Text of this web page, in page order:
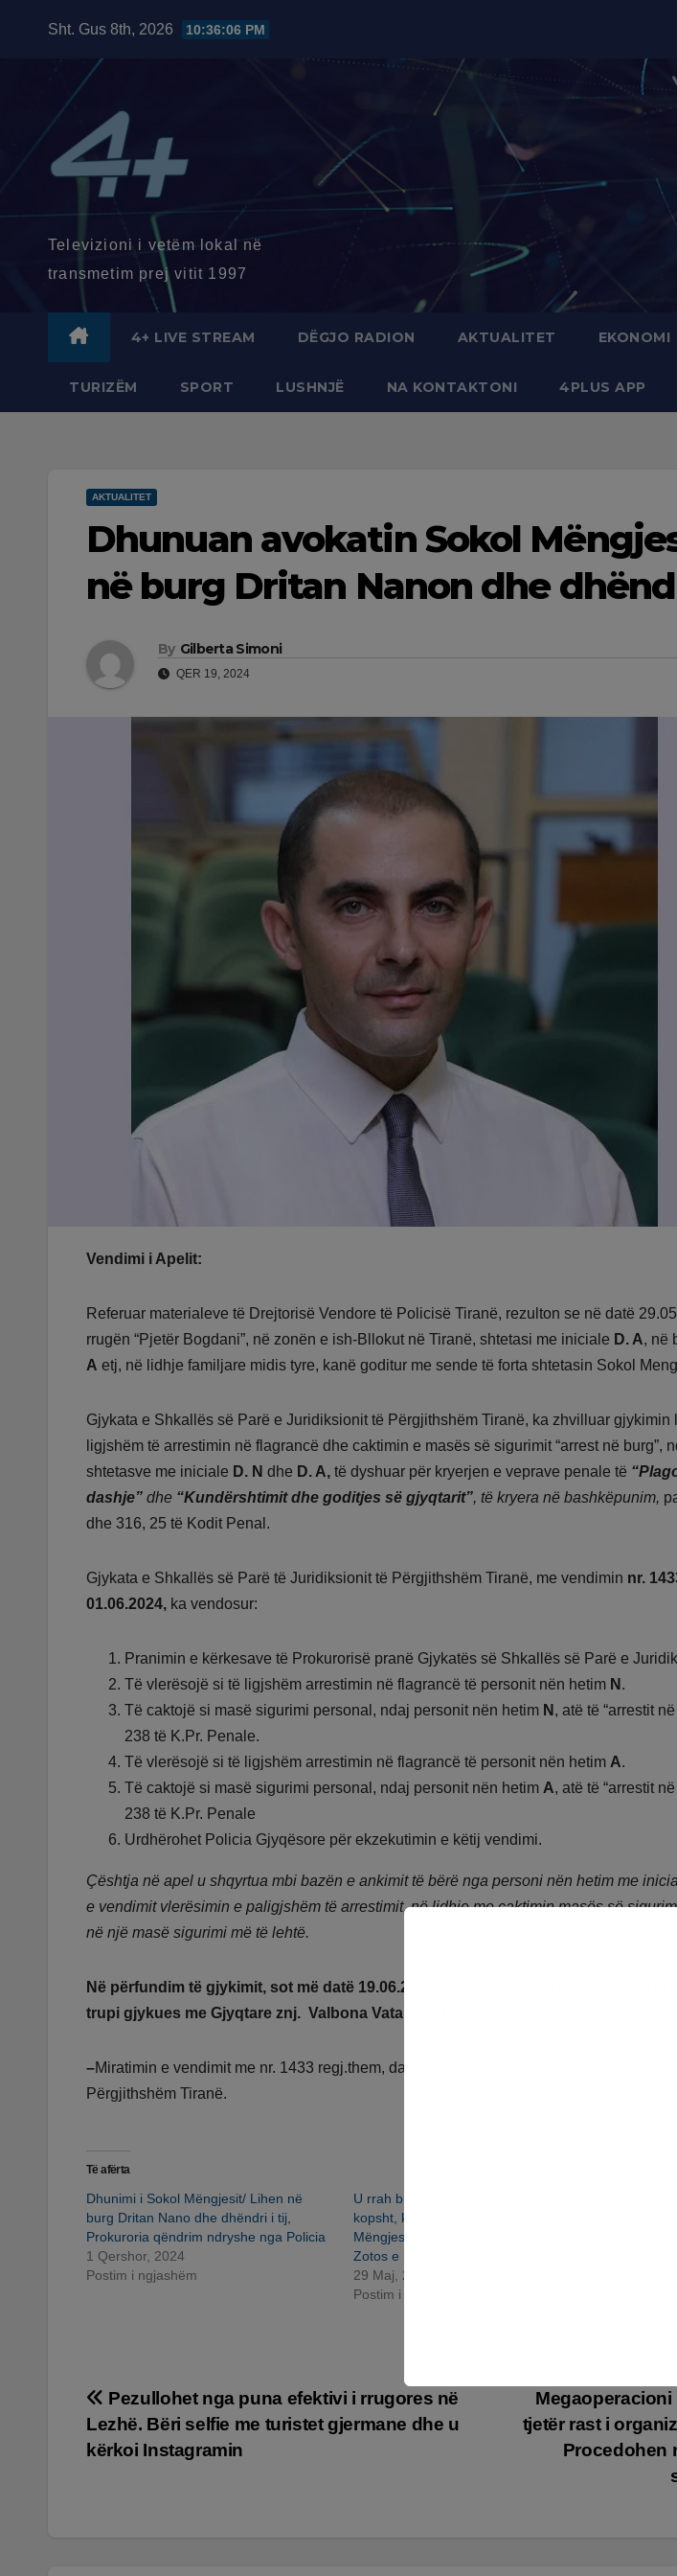
Sht. Gus 8th, 2026 10:36:07 PM
Televizioni i vetëm lokal në
transmetim prej vitit 1997
4+ LIVE STREAM DËGJO RADION AKTUALITET EKONOMI
TURIZËM SPORT LUSHNJË NA KONTAKTONI 4PLUS APP
AKTUALITET
Dhunuan avokatin Sokol
në burg Dritan Nanon dhe
By Gilberta Simoni
QER 19, 2024
Vendimi i Apelit:
Referuar materialeve të Drejtorisë Vendore të Policisë Tiranë, rezulton se në datë
rrugën “Pjetër Bogdani”, në zonën e ish-Bllokut në Tiranë, shtetasi me iniciale D. A, në
A etj, në lidhje familjare midis tyre, kanë goditur me sende të forta shtetasin Sokol
Gjykata e Shkallës së Parë e Juridiksionit të Përgjithshëm Tiranë, ka zhvilluar gjykimin
ligjshëm të arrestimin në flagrancë dhe caktimin e masës së sigurimit “arrest në burg”,
shtetasve me iniciale D. N dhe D. A, të dyshuar për kryerjen e veprave penale të
dashje” dhe “Kundërshtimit dhe goditjes së gjyqtarit”, të kryera në bashkëpunim,
dhe 316, 25 të Kodit Penal.
Gjykata e Shkallës së Parë të Juridiksionit të Përgjithshëm Tiranë, me vendimin nr.
01.06.2024, ka vendosur:
Pranimin e kërkesave të Prokurorisë pranë Gjykatës së Shkallës së Parë e
Të vlerësojë si të ligjshëm arrestimin në flagrancë të personit nën hetim N .
Të caktojë si masë sigurimi personal, ndaj personit nën hetim N , atë të “arrestit
238 të K.Pr. Penale.
Të vlerësojë si të ligjshëm arrestimin në flagrancë të personit nën hetim A.
Të caktojë si masë sigurimi personal, ndaj personit nën hetim A, atë të “arrestit
238 të K.Pr. Penale
Urdhërohet Policia Gjyqësore për ekzekutimin e këtij vendimi.
Çështja në apel u shqyrtua mbi bazën e ankimit të bërë nga personi nën hetim me
e vendimit vlerësimin e paligjshëm të arrestimit, në lidhje me caktimin masës së
në një masë sigurimi më të lehtë.
Në përfundim të gjykimit, sot më datë 19.06.2024, Gjykata e Apelit të Juridiksionit
trupi gjykues me Gjyqtare znj. Valbona Vata, vendosi:
–Miratimin e vendimit me nr. 1433 regj.them, datë 01.06.2024 të Gjykatës së Shkallës
Përgjithshëm Tiranë.
Të afërta
Dhunimi i Sokol Mëngjesit/ Lihen në
burg Dritan Nano dhe dhëndri i tij,
Prokuroria qëndrim ndryshe nga Policia
1 Qershor, 2024
Postim i ngjashëm
U rrah brutalisht teksa çonte fëmijën në
kopsht, kush është pedagogu Sokol
Mëngjesi. Avokat i Berishës, por edhe i
Zotos e Mërtirit
29 Maj, 2024
Postim i ngjashëm
Lëvizje
te
tjetër rast i
Procedohen
Pezullohet nga puna efektivi i rrugores në
Lezhë. Bëri selfie me turistet gjermane dhe u
kërkoi Instagramin